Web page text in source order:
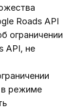
Roads API
ограничении
API, не
в режиме